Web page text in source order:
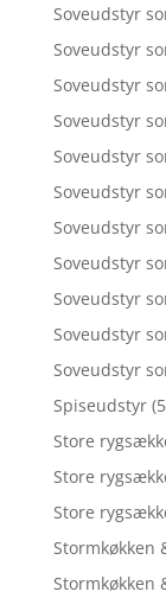
Soveudstyr
Soveudstyr
Soveudstyr
Soveudstyr
Soveudstyr
Soveudstyr
Soveudstyr
Soveudstyr
Soveudstyr
Soveudstyr
Soveudstyr
Spiseudstyr
Store
Store
Store
Stormkøkken
Stormkøkken